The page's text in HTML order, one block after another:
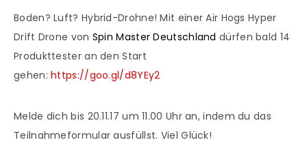
Boden? Luft? Hybrid-Drohne! Mit einer Air Hogs Hyper
Drift Drone von Spin Master Deutschland dürfen bald 14
Produkttester an den Start
gehen:https://goo.gl/d8YEy2
Melde dich bis 20.11.17 um 11.00 Uhr an, indem du das
Teilnahmeformular ausfüllst. Viel Glück!